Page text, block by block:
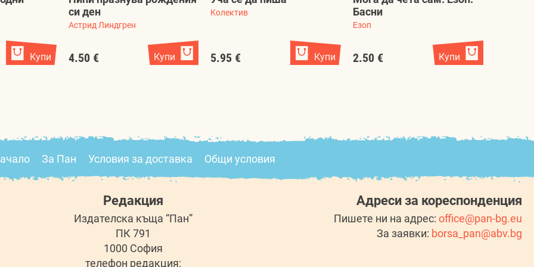
Купи
си ден
Астрид Линдгрен
4.50 € Купи
Колектив
5.95 € Купи
Басни
Езоп
2.50 € Купи
За Пан Условия за доставка Общи условия
Редакция
Издателска къща “Пан”
ПК 791
1000 София
телефон редакция:
Адреси за кореспонденция
Пишете ни на адрес: office@pan-bg.eu
За заявки: borsa_pan@abv.bg